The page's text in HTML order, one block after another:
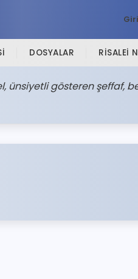
DOSYALAR RISALEI
ünsiyetli gösteren şeffaf,